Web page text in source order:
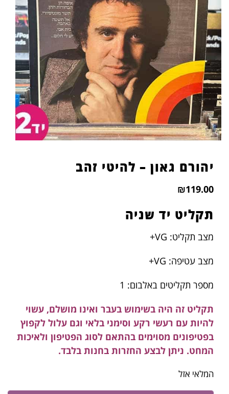
format_underlined הוסף קו תחתון לקישורים
font_download
סמן קישורים
לאפס
את
כל
האפשרויות
cached
יהורם גאון – להיטי זהב
₪119.00
תקליט יד שניה
מצב תקליט: VG+
מצב עטיפה: VG+
מספר תקליטים באלבום: 1
תקליט זה היה בשימוש בעבר ואינו מושלם, עשוי
להיות עם רעשי רקע וסימני בלאי וגם עלול לקפוץ
בפטיפונים מסוימים בהתאם לסוג הפטיפון ולאיכות
המחט. ניתן לבצע החזרות בחנות בלבד.
המלאי אזל